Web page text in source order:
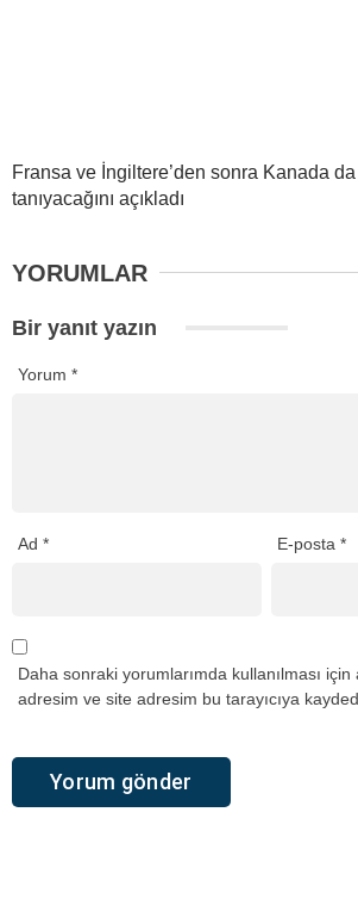
Fransa ve İngiltere’den sonra Kanada da
tanıyacağını açıkladı
YORUMLAR
Bir yanıt yazın
Yorum *
Ad * E-posta*
Daha sonraki yorumlarımda kullanılması için
adresim ve site adresim bu tarayıcıya